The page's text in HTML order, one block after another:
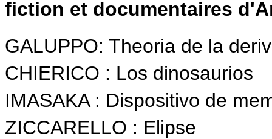
fiction et documentaires
GALUPPO: Theoria de la
CHIERICO : Los dinosaurios
IMASAKA : Dispositivo de
ZICCARELLO : Elipse